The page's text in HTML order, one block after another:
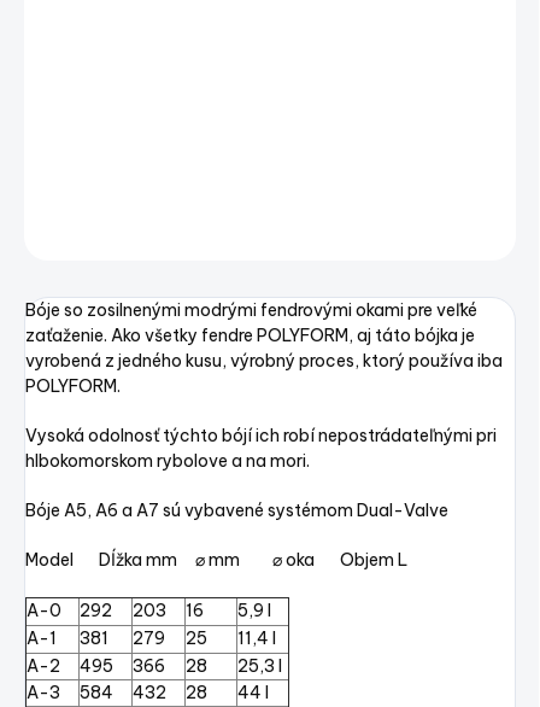
Bóje so zosilnenými modrými fendrovými okami pre veľké
zaťaženie. Ako všetky fendre POLYFORM, aj táto bójka je
vyrobená z jedného kusu, výrobný proces, ktorý používa iba
POLYFORM.
Vysoká odolnosť týchto bójí ich robí nepostrádateľnými pri
hlbokomorskom rybolove a na mori.
Bóje A5, A6 a A7 sú vybavené systémom Dual-Valve
Model Dĺžka mm ⌀ mm ⌀ oka Objem L
A-0 292 203 16
5,9 l
A-1
381 279 25
11,4 l
A-2
495 366 28
25,3 l
A-3
584 432 28
44 l